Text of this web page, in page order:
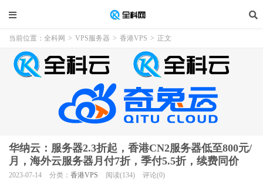
当前位置： 全科网 > VPS服务器 > 香港VPS > 正文
华纳云：服务器2.3折起，香港CN2服务器低至800元/
月，海外云服务器月付7折，季付5.5折，续费同价
2023-07-14 分类： 香港VPS 阅读(134) 评论(0)